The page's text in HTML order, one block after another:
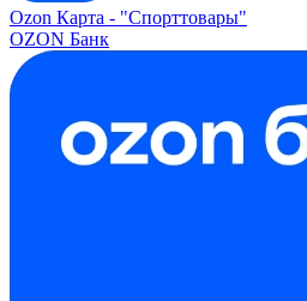
Ozon Карта - "Спорттовары"
OZON Банк